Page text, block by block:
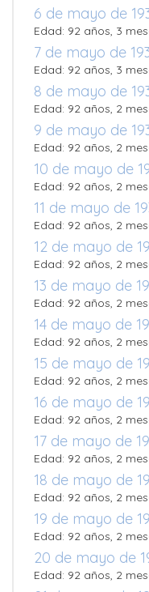
6 de mayo de
Edad: 92 años, 3
7 de mayo de
Edad: 92 años, 3
8 de mayo de
Edad: 92 años, 2
9 de mayo de
Edad: 92 años, 2
10 de mayo de
Edad: 92 años, 2
11 de mayo de
Edad: 92 años, 2
12 de mayo de
Edad: 92 años, 2
13 de mayo de
Edad: 92 años, 2
14 de mayo de
Edad: 92 años, 2
15 de mayo de
Edad: 92 años, 2
16 de mayo de
Edad: 92 años, 2
17 de mayo de
Edad: 92 años, 2
18 de mayo de
Edad: 92 años, 2
19 de mayo de
Edad: 92 años, 2
20 de mayo de
Edad: 92 años, 2